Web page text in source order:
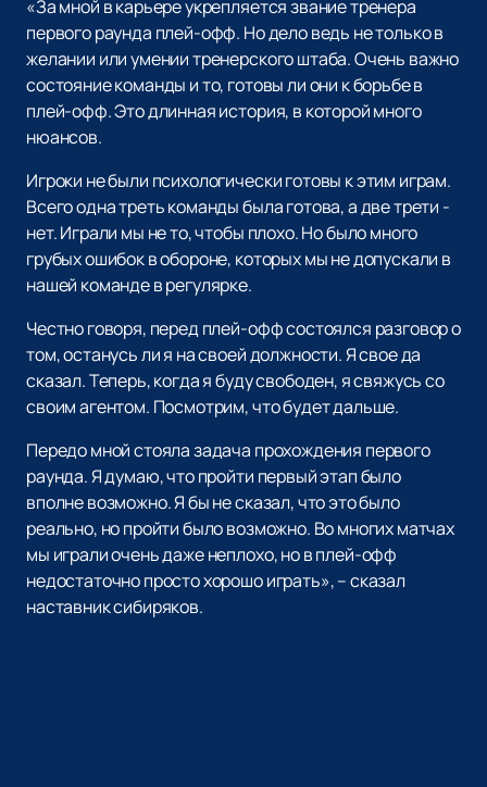
«За мной в карьере укрепляется звание тренера
первого раунда плей-офф. Но дело ведь не только в
желании или умении тренерского штаба. Очень важно
состояние команды и то, готовы ли они к борьбе в
плей-офф. Это длинная история, в которой много
нюансов.
Игроки не были психологически готовы к этим играм.
Всего одна треть команды была готова, а две трети -
нет. Играли мы не то, чтобы плохо. Но было много
грубых ошибок в обороне, которых мы не допускали в
нашей команде в регулярке.
Честно говоря, перед плей-офф состоялся разговор о
том, останусь ли я на своей должности. Я свое да
сказал. Теперь, когда я буду свободен, я свяжусь со
своим агентом. Посмотрим, что будет дальше.
Передо мной стояла задача прохождения первого
раунда. Я думаю, что пройти первый этап было
вполне возможно. Я бы не сказал, что это было
реально, но пройти было возможно. Во многих матчах
мы играли очень даже неплохо, но в плей-офф
недостаточно просто хорошо играть», – сказал
наставник сибиряков.